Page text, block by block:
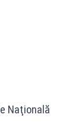
Naţională